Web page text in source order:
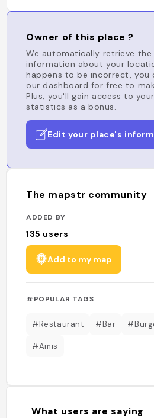
Owner of this place ?
We automatically retrieve the
information about your
happens to be incorrect, you
our dashboard for free to
Plus, you'll gain access to
statistics as a bonus.
Edit your place's
The mapstr community
ADDED BY
135 users
Add to my map
#POPULAR TAGS
#Restaurant #Bar
#Amis
What users are saying